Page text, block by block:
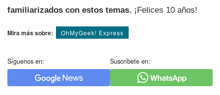
familiarizados con estos temas. ¡Felices 10 años!
Mira más sobre: OhMyGeek! Express
Síguenos en: Suscríbete en: